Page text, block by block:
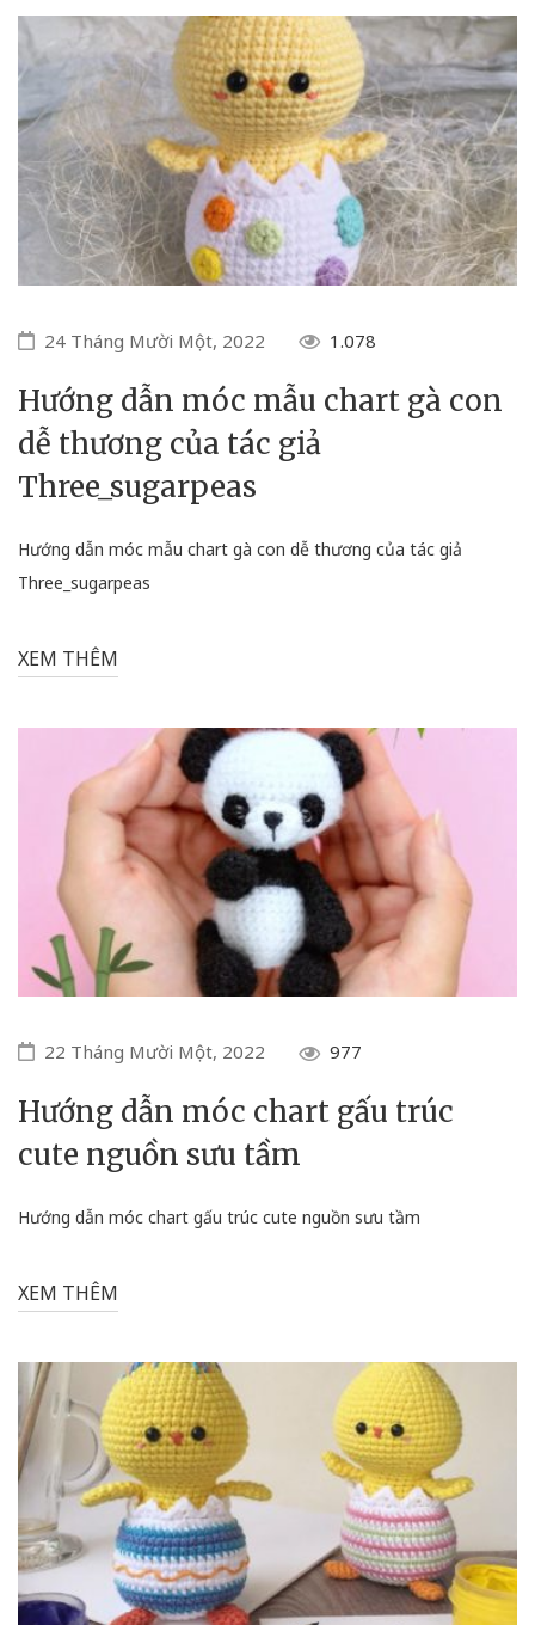
24 Tháng Mười Một, 2022 1.078
Hướng dẫn móc mẫu chart gà con
dễ thương của tác giả
Three_sugarpeas
Hướng dẫn móc mẫu chart gà con dễ thương của tác giả
Three_sugarpeas
XEM THÊM
22 Tháng Mười Một, 2022 977
Hướng dẫn móc chart gấu trúc
cute nguồn sưu tầm
Hướng dẫn móc chart gấu trúc cute nguồn sưu tầm
XEM THÊM